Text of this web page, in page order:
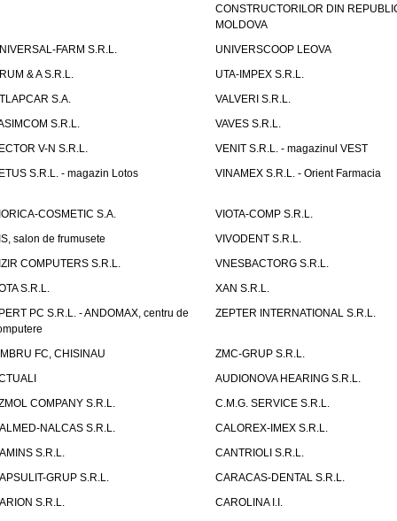
CONSTRUCTORILOR DIN
MOLDOVA
FARM S.R.L.
UNIVERSCOOP LEOVA
& A S.R.L.
UTA-IMPEX S.R.L.
S.A.
VALVERI S.R.L.
S.R.L.
VAVES S.R.L.
V-N S.R.L.
VENIT S.R.L. - magazinul VEST
S.R.L. - magazin Lotos
VINAMEX S.R.L. - Orient Farmacia
COSMETIC S.A.
VIOTA-COMP S.R.L.
salon de frumusete
VIVODENT S.R.L.
COMPUTERS S.R.L.
VNESBACTORG S.R.L.
S.R.L.
XAN S.R.L.
PC S.R.L. - ANDOMAX, centru de
ZEPTER INTERNATIONAL S.R.L.
FC, CHISINAU
ZMC-GRUP S.R.L.
AUDIONOVA HEARING S.R.L.
COMPANY S.R.L.
C.M.G. SERVICE S.R.L.
NALCAS S.R.L.
CALOREX-IMEX S.R.L.
S.R.L.
CANTRIOLI S.R.L.
GRUP S.R.L.
CARACAS-DENTAL S.R.L.
S.R.L.
CAROLINA I.I.